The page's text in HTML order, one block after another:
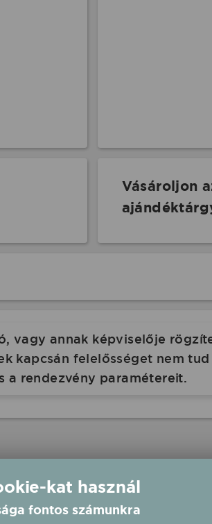
Vásároljon
vagy annak képviselője
kapcsán felelősséget nem
a rendezvény paramétereit.
kat használ
fontos számunkra